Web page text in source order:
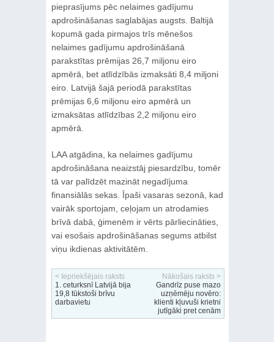
pieprasījums pēc nelaimes gadījumu
apdrošināšanas saglabājas augsts. Baltijā
kopumā gada pirmajos trīs mēnešos
nelaimes gadījumu apdrošināšanā
parakstītas prēmijas 26,7 miljonu eiro
apmērā, bet atlīdzībās izmaksāti 8,4 miljoni
eiro. Latvijā šajā periodā parakstītas
prēmijas 6,6 miljonu eiro apmērā un
izmaksātas atlīdzības 2,2 miljonu eiro
apmērā.
LAA atgādina, ka nelaimes gadījumu
apdrošināšana neaizstāj piesardzību, tomēr
tā var palīdzēt mazināt negadījuma
finansiālās sekas. Īpaši vasaras sezonā, kad
vairāk sportojam, ceļojam un atrodamies
brīvā dabā, ģimenēm ir vērts pārliecināties,
vai esošais apdrošināšanas segums atbilst
viņu ikdienas aktivitātēm.
< Iepriekšējais raksts
1. ceturksnī Latvijā bija
19,8 tūkstoši brīvu
darbavietu
Nākošais raksts >
Gandrīz puse mazo
uzņēmēju novēro:
klienti kļuvuši krietni
jutīgāki pret cenām